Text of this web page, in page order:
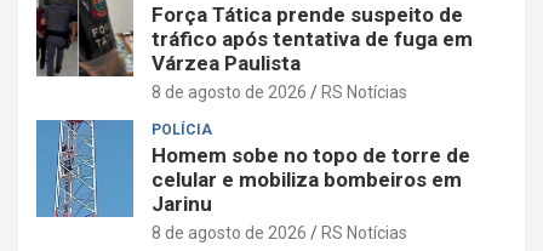
Força Tática prende suspeito de
tráfico após tentativa de fuga em
Várzea Paulista
8 de agosto de 2026 RS Notícias
POLÍCIA
Homem sobe no topo de torre de
celular e mobiliza bombeiros em
Jarinu
8 de agosto de 2026 RS Notícias